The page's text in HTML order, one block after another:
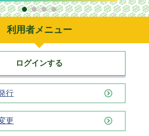
利用者メニュー
ログインする
行
更